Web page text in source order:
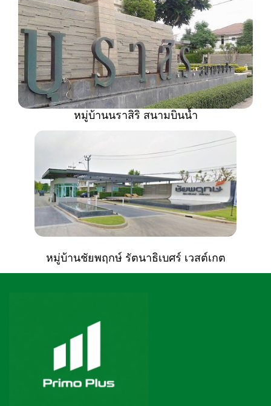
หมู่บ้านนราสิริ สนามบินน้ำ
หมู่บ้านชัยพฤกษ์ รัตนาธิเบศร์ เวสต์เกต